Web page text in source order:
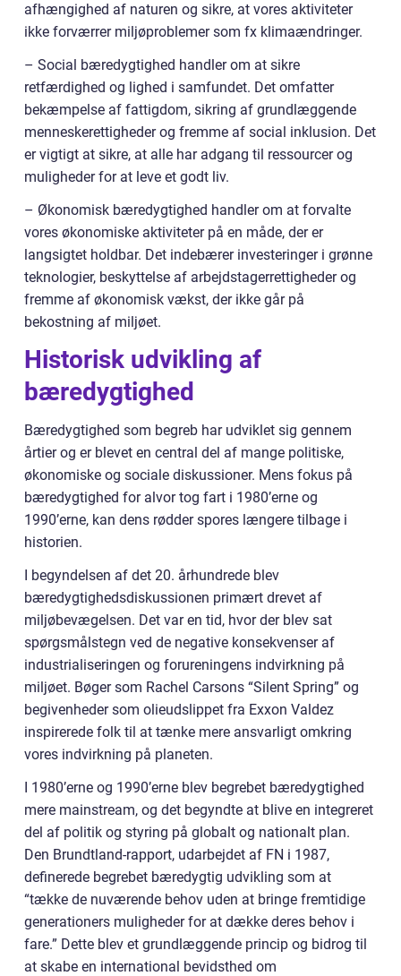
afhængighed af naturen og sikre, at vores aktiviteter
ikke forværrer miljøproblemer som fx klimaændringer.
– Social bæredygtighed handler om at sikre
retfærdighed og lighed i samfundet. Det omfatter
bekæmpelse af fattigdom, sikring af grundlæggende
menneskerettigheder og fremme af social inklusion. Det
er vigtigt at sikre, at alle har adgang til ressourcer og
muligheder for at leve et godt liv.
– Økonomisk bæredygtighed handler om at forvalte
vores økonomiske aktiviteter på en måde, der er
langsigtet holdbar. Det indebærer investeringer i grønne
teknologier, beskyttelse af arbejdstagerrettigheder og
fremme af økonomisk vækst, der ikke går på
bekostning af miljøet.
Historisk udvikling af
bæredygtighed
Bæredygtighed som begreb har udviklet sig gennem
årtier og er blevet en central del af mange politiske,
økonomiske og sociale diskussioner. Mens fokus på
bæredygtighed for alvor tog fart i 1980’erne og
1990’erne, kan dens rødder spores længere tilbage i
historien.
I begyndelsen af det 20. århundrede blev
bæredygtighedsdiskussionen primært drevet af
miljøbevægelsen. Det var en tid, hvor der blev sat
spørgsmålstegn ved de negative konsekvenser af
industrialiseringen og forureningens indvirkning på
miljøet. Bøger som Rachel Carsons “Silent Spring” og
begivenheder som olieudslippet fra Exxon Valdez
inspirerede folk til at tænke mere ansvarligt omkring
vores indvirkning på planeten.
I 1980’erne og 1990’erne blev begrebet bæredygtighed
mere mainstream, og det begyndte at blive en integreret
del af politik og styring på globalt og nationalt plan.
Den Brundtland-rapport, udarbejdet af FN i 1987,
definerede begrebet bæredygtig udvikling som at
“tække de nuværende behov uden at bringe fremtidige
generationers muligheder for at dække deres behov i
fare.” Dette blev et grundlæggende princip og bidrog til
at skabe en international bevidsthed om